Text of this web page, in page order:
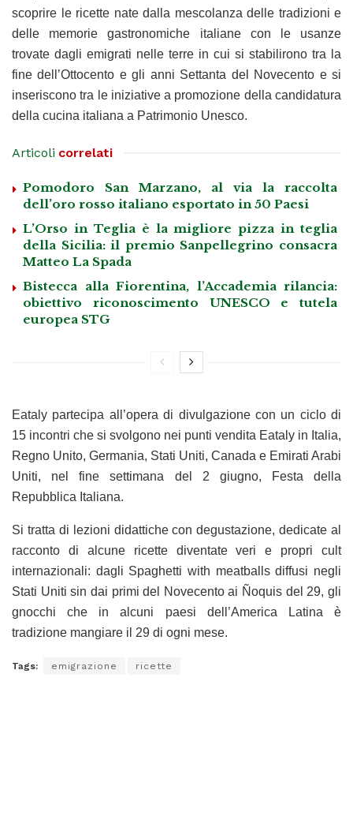
scoprire le ricette nate dalla mescolanza delle tradizioni e
delle memorie gastronomiche italiane con le usanze
trovate dagli emigrati nelle terre in cui si stabilirono tra la
fine dell’Ottocento e gli anni Settanta del Novecento e si
inseriscono tra le iniziative a promozione della candidatura
della cucina italiana a Patrimonio Unesco.
Articoli correlati
Pomodoro San Marzano, al via la raccolta
dell’oro rosso italiano esportato in 50 Paesi
L’Orso in Teglia è la migliore pizza in teglia
della Sicilia: il premio Sanpellegrino consacra
Matteo La Spada
Bistecca alla Fiorentina, l’Accademia rilancia:
obiettivo riconoscimento UNESCO e tutela
europea STG
Eataly partecipa all’opera di divulgazione con un ciclo di
15 incontri che si svolgono nei punti vendita Eataly in Italia,
Regno Unito, Germania, Stati Uniti, Canada e Emirati Arabi
Uniti, nel fine settimana del 2 giugno, Festa della
Repubblica Italiana.
Si tratta di lezioni didattiche con degustazione, dedicate al
racconto di alcune ricette diventate veri e propri cult
internazionali: dagli Spaghetti with meatballs diffusi negli
Stati Uniti sin dai primi del Novecento ai Ñoquis del 29, gli
gnocchi che in alcuni paesi dell’America Latina è
tradizione mangiare il 29 di ogni mese.
Tags: emigrazione ricette